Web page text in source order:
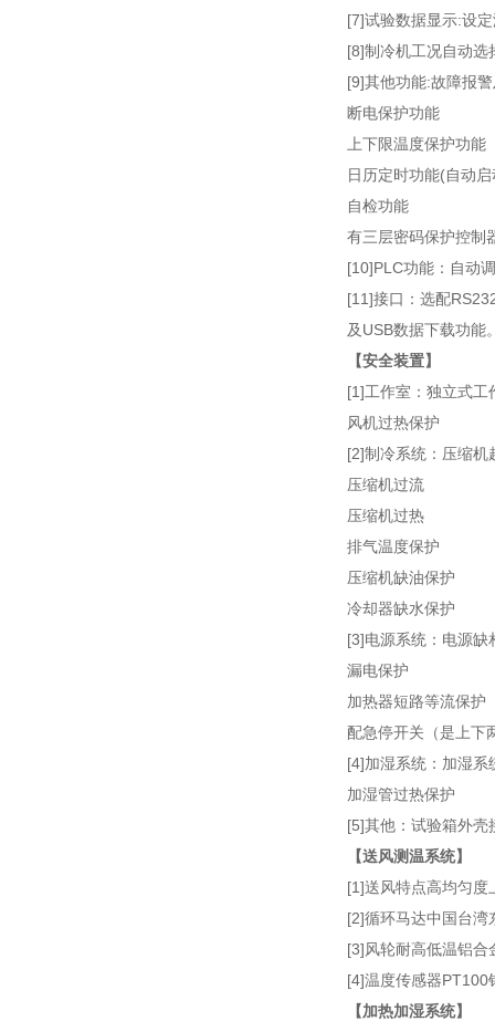
[7]试验数据显示:设
[8]制冷机工况自动选
[9]其他功能:故障报
断电保护功能
上下限温度保护功能
日历定时功能(自动
自检功能
有三层密码保护控制
[10]PLC功能：自动
[11]接口：选配
及USB数据下载功能
【安全装置】
[1]工作室：独立式工
风机过热保护
[2]制冷系统：压缩机
压缩机过流
压缩机过热
排气温度保护
压缩机缺油保护
冷却器缺水保护
[3]电源系统：电源缺
漏电保护
加热器短路等流保护
配急停开关（是上下
[4]加湿系统：加湿系
加湿管过热保护
[5]其他：试验箱外壳
【送风测温系统】
[1]送风特点高均匀度
[2]循环马达中国台湾
[3]风轮耐高低温铝合
[4]温度传感器PT100
【加热加湿系统】